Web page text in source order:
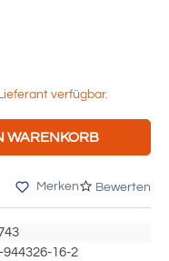
verfügbar.
gewünschten
WARENKORB
Merken Bewerten
944326-16-2